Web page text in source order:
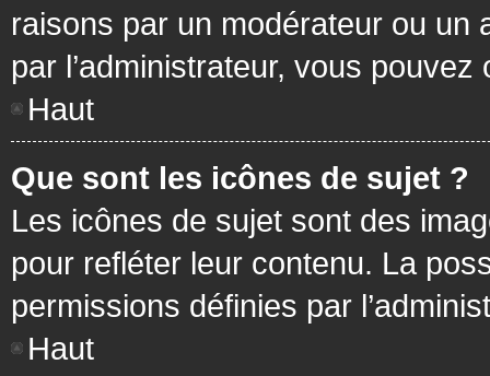
raisons par un modérateur ou un
par l’administrateur, vous
Haut
Que sont les icônes de sujet ?
Les icônes de sujet sont des
pour refléter leur contenu. La
permissions définies par
Haut